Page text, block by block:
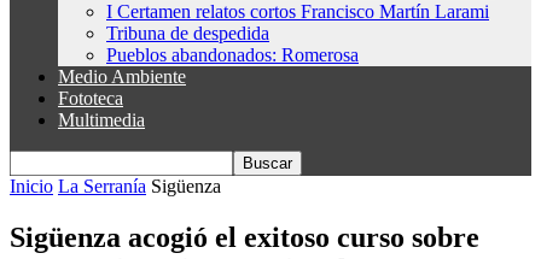
I Certamen relatos cortos Francisco Martín Larami
Tribuna de despedida
Pueblos abandonados: Romerosa
Medio Ambiente
Fototeca
Multimedia
Inicio La Serranía Sigüenza
Sigüenza acogió el exitoso curso sobre